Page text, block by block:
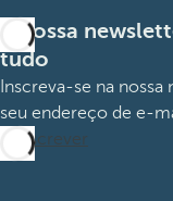
A nossa
tudo
Inscreva-se na
seu endereço de e-
Subscrever